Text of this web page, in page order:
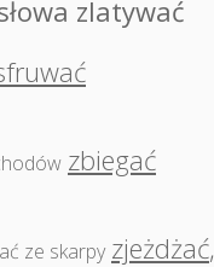
zlatywać
zbiegać
ze skarpy zjeżdżać,